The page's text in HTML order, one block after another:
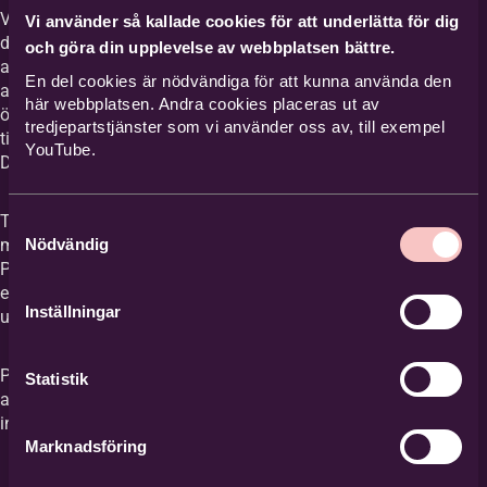
Vi använder så kallade cookies för att underlätta för dig
och göra din upplevelse av webbplatsen bättre.
En del cookies är nödvändiga för att kunna använda den
här webbplatsen. Andra cookies placeras ut av
tredjepartstjänster som vi använder oss av, till exempel
YouTube.
Samtyckesval
Nödvändig
Inställningar
Statistik
Marknadsföring
c/o adress
Postnummer*
Välkommen att anmäla dig här på sidan om
du är intresserad av någon av projektets
aktiviteter! Berätta gärna mer i
anmälningsformuläret om vilka behov och
önskemål du har. Du kan också höra av dig
till Media Kazzaz om du vill veta mer om
Delaktiga familjer i Askersund.
Tredjelandsmedborgare = personer som har
medborgarskap i länder utanför EU/ESS.
Personer som deltar i projektet behöver ha
ett giltigt LMA-kort eller giltigt
uppehållstillståndskort.
Projektet Delaktiga familjer medfinansieras
av Asyl-, migrations- och integrationsfonden
inom EU.